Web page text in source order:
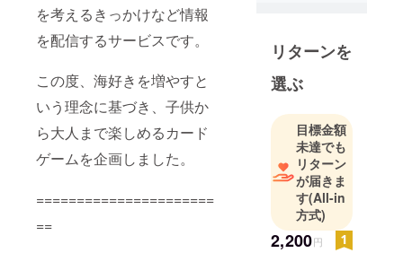
を考えるきっかけなど情報
を配信するサービスです。
この度、海好きを増やすと
いう理念に基づき、子供か
ら大人まで楽しめるカード
ゲームを企画しました。
======================
==
に加え、海
での楽しみ
方、商品の
海が好きに
なる「きっ
かけ」づく
りを目指し
ます。
リターンを
選ぶ
目標金額
未達でも
リターン
が届きま
す(All-in
方式)
2,200円